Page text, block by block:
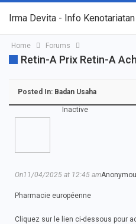
Irma Devita - Info
Home Forums
Retin-A Prix Retin-A
Posted In: Badan Usaha
Inactive
On11/04/2025 at 12:45 am
Pharmacie européenne
Cliquez sur le lien ci-dessous pour